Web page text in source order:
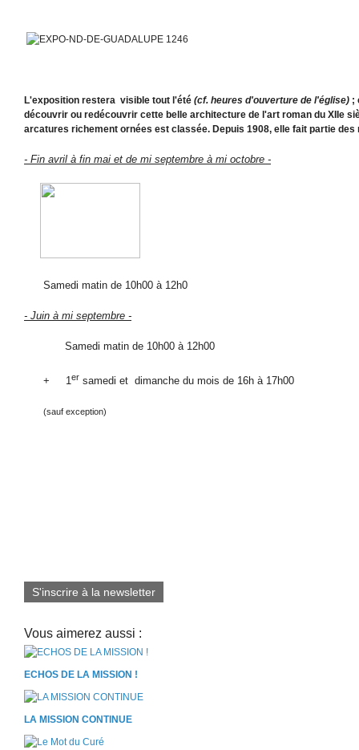
L'exposition restera visible tout l'été (cf. heures d'ouverture de l'église) ;
découvrir ou redécouvrir cette belle architecture de l'art roman du XIIe
arcatures richement ornées est classée. Depuis 1908, elle fait partie
- Fin avril à fin mai et de mi septembre à mi octobre -
Samedi matin de 10h00 à 12h0
- Juin à mi septembre -
Samedi matin de 10h00 à 12h00
+ 1er samedi et dimanche du mois de 16h à 17h00
(sauf exception)
S'inscrire à la newsletter
Vous aimerez aussi :
ECHOS DE LA MISSION !
LA MISSION CONTINUE